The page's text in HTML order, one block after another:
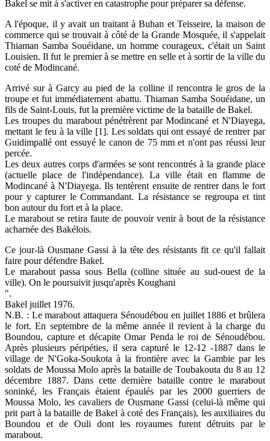
Bakel se mit à s'activer en catastrophe pour préparer sa défense.
A l'époque, il y avait un traitant à Buhan et Teisseire, la maison de
commerce qui se trouvait à côté de la Grande Mosquée, il s'appelait
Thiaman Samba Souéidane, un homme courageux, c'était un Saint
Louisien. Il fut le premier à se mettre en selle et à sortir de la ville du
coté de Modincané.
Arrivé sur à Garcy au pied de la colline il rencontra le gros de la
troupe et fut immédiatement abattu. Thiaman Samba Souéidane, un
fils de Saint-Louis, fut la première victime de la bataille de Bakel.
Les troupes du marabout pénétrèrent par Modincané et N'Diayega,
mettant le feu à la ville [1]. Les soldats qui ont essayé de rentrer par
Guidimpallé ont essuyé le canon de 75 mm et n'ont pas réussi leur
percée.
Les deux autres corps d'armées se sont rencontrés à la grande place
(actuelle place de l'indépendance). La ville était en flamme de
Modincané à N'Diayega. Ils tentèrent ensuite de rentrer dans le fort
pour y capturer le Commandant. La résistance se regroupa et tint
bon autour du fort et à la place.
Le marabout se retira faute de pouvoir venir à bout de la résistance
acharnée des Bakélois.
Ce jour-là Ousmane Gassi à la tête des résistants fit ce qu'il fallait
faire pour défendre Bakel.
Le marabout passa sous Bella (colline située au sud-ouest de la
ville). On le poursuivit jusqu'après Koughani
".
Bakel juillet 1976.
N.B. : Le marabout attaquera Sénoudébou en juillet 1886 et brûlera
le fort. En septembre de la même année il revient à la charge du
Boundou, capture et décapite Omar Penda le roi de Sénoudébou.
Après plusieurs péripéties, il sera capturé le 12-12 -1887 dans le
village de N'Goka-Soukota à la frontière avec la Gambie par les
soldats de Moussa Molo après la bataille de Toubakouta du 8 au 12
décembre 1887. Dans cette dernière bataille contre le marabout
soninké, les Français étaient épaulés par les 2000 guerriers de
Moussa Molo, les cavaliers de Ousmane Gassi (celui-là même qui
prit part à la bataille de Bakel à coté des Français), les auxiliaires du
Boundou et de Ouli dont les royaumes furent détruits par le
marabout.